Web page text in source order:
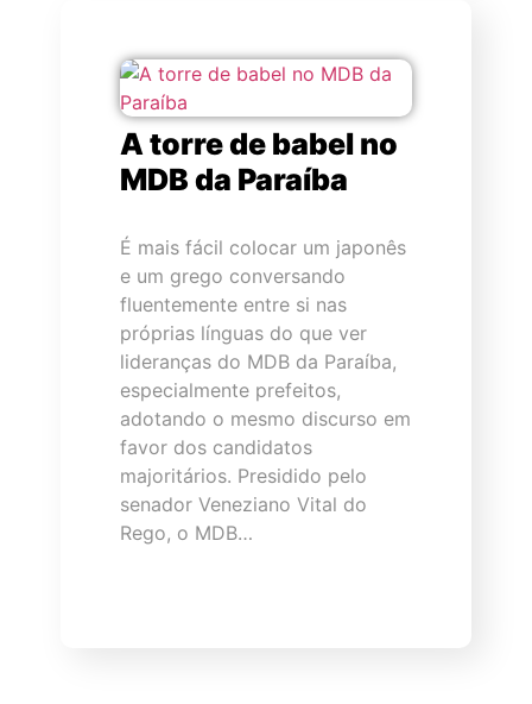
A torre de babel no
MDB da Paraíba
É mais fácil colocar um japonês
e um grego conversando
fluentemente entre si nas
próprias línguas do que ver
lideranças do MDB da Paraíba,
especialmente prefeitos,
adotando o mesmo discurso em
favor dos candidatos
majoritários. Presidido pelo
senador Veneziano Vital do
Rego, o MDB…